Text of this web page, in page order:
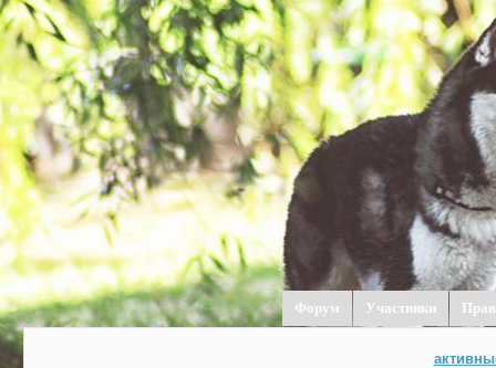
Форум Участники